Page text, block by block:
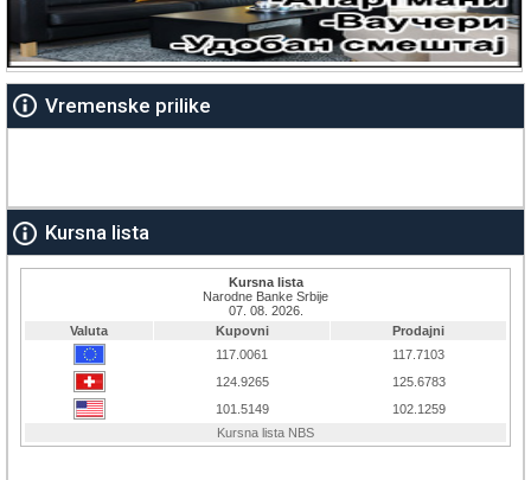
Vremenske prilike
Kursna lista